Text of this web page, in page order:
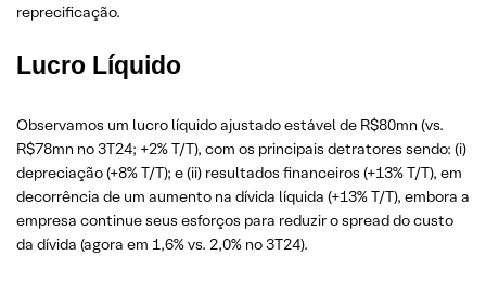
reprecificação.
Lucro Líquido
Observamos um lucro líquido ajustado estável de R$80mn (vs.
R$78mn no 3T24; +2% T/T), com os principais detratores sendo: (i)
depreciação (+8% T/T); e (ii) resultados financeiros (+13% T/T), em
decorrência de um aumento na dívida líquida (+13% T/T), embora a
empresa continue seus esforços para reduzir o spread do custo
da dívida (agora em 1,6% vs. 2,0% no 3T24).